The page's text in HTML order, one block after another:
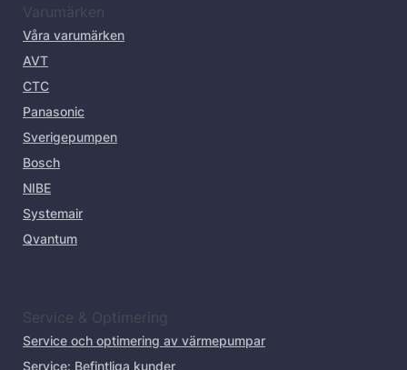
Varumärken
Våra varumärken
AVT
CTC
Panasonic
Sverigepumpen
Bosch
NIBE
Systemair
Qvantum
Service & Optimering
Service och optimering av värmepumpar
Service: Befintliga kunder